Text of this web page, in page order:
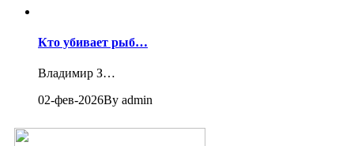
Кто убивает рыб…
Владимир З…
02-фев-2026By admin